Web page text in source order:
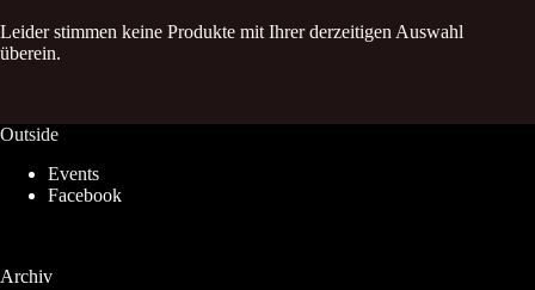
Leider stimmen keine Produkte mit Ihrer derzeitigen Auswahl
überein.
Outside
Events
Facebook
Archiv